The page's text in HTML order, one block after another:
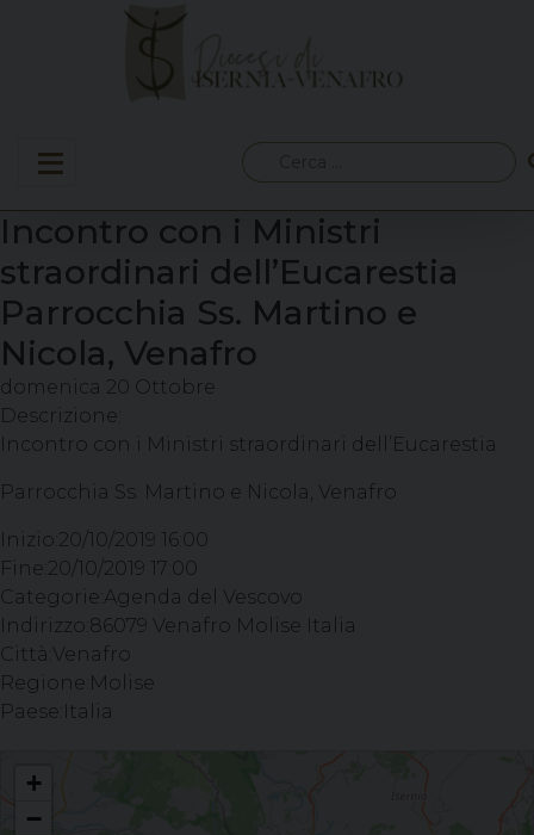
per:
Incontro con i Ministri
straordinari dell’Eucarestia
Parrocchia Ss. Martino e
Nicola, Venafro
domenica 20 Ottobre
Descrizione:
Incontro con i Ministri straordinari dell’Eucarestia
Parrocchia Ss. Martino e Nicola, Venafro
Inizio: 20/10/2019 16:00
Fine: 20/10/2019 17:00
Categorie: Agenda del Vescovo
Indirizzo: 86079 Venafro Molise Italia
Città: Venafro
Regione: Molise
Paese: Italia
Nicola, Venafro
+
−